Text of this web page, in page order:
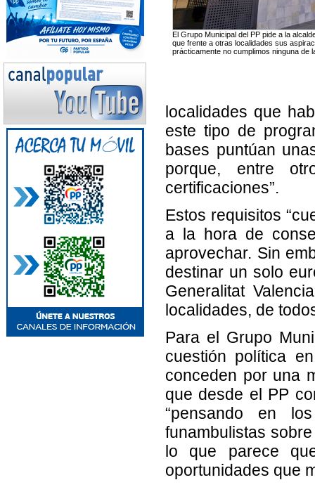
El Grupo Municipal del PP pide a la
que frente a otras localidades sus
prácticamente no cumplimos ninguna de
localidades que
este tipo de
bases puntúan
porque, entre
certificaciones”.
Estos requisitos
a la hora de
aprovechar. Sin
destinar un solo
Generalitat
localidades, de
Para el Grupo
cuestión política
conceden por una
que desde el PP
“pensando en
funambulistas
lo que parece
oportunidades que